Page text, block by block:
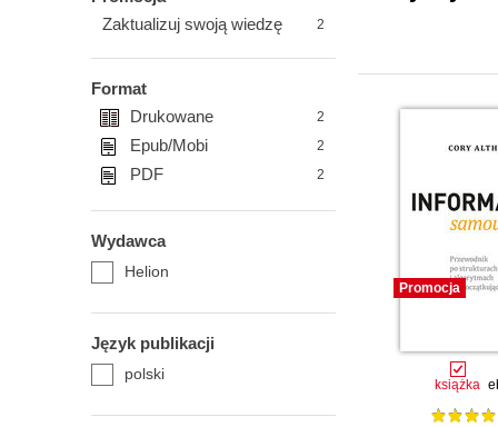
Zaktualizuj swoją wiedzę
2
Format
Drukowane
2
Epub/Mobi 2
PDF 2
Wydawca
Helion
Język publikacji
polski
Promocja
książka